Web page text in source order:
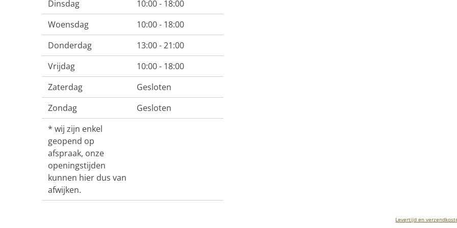
Dinsdag
10:00 - 18:00
Woensdag
10:00 - 18:00
Donderdag
13:00 - 21:00
Vrijdag
10:00 - 18:00
Zaterdag
Gesloten
Zondag
Gesloten
* wij zijn enkel
geopend op
afspraak, onze
openingstijden
kunnen hier dus van
afwijken.
Levertijd en